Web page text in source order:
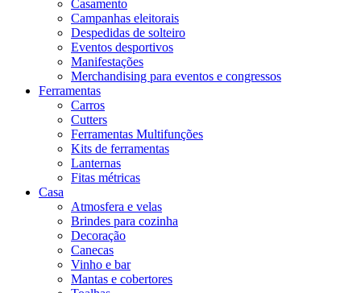
Casamento
Campanhas eleitorais
Despedidas de solteiro
Eventos desportivos
Manifestações
Merchandising para eventos e congressos
Ferramentas
Carros
Cutters
Ferramentas Multifunções
Kits de ferramentas
Lanternas
Fitas métricas
Casa
Atmosfera e velas
Brindes para cozinha
Decoração
Canecas
Vinho e bar
Mantas e cobertores